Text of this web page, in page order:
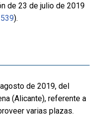
de 23 de julio de 2019
).
de 2019, del
(Alicante), referente a
varias plazas.